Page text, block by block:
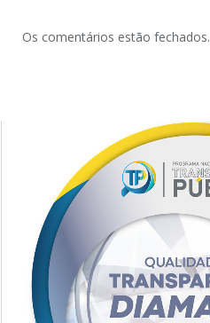
Os comentários estão fechados.